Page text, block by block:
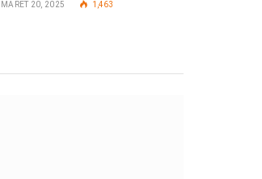
MARET 20, 2025 1,463